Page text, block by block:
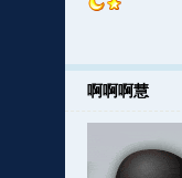
啊啊啊慧